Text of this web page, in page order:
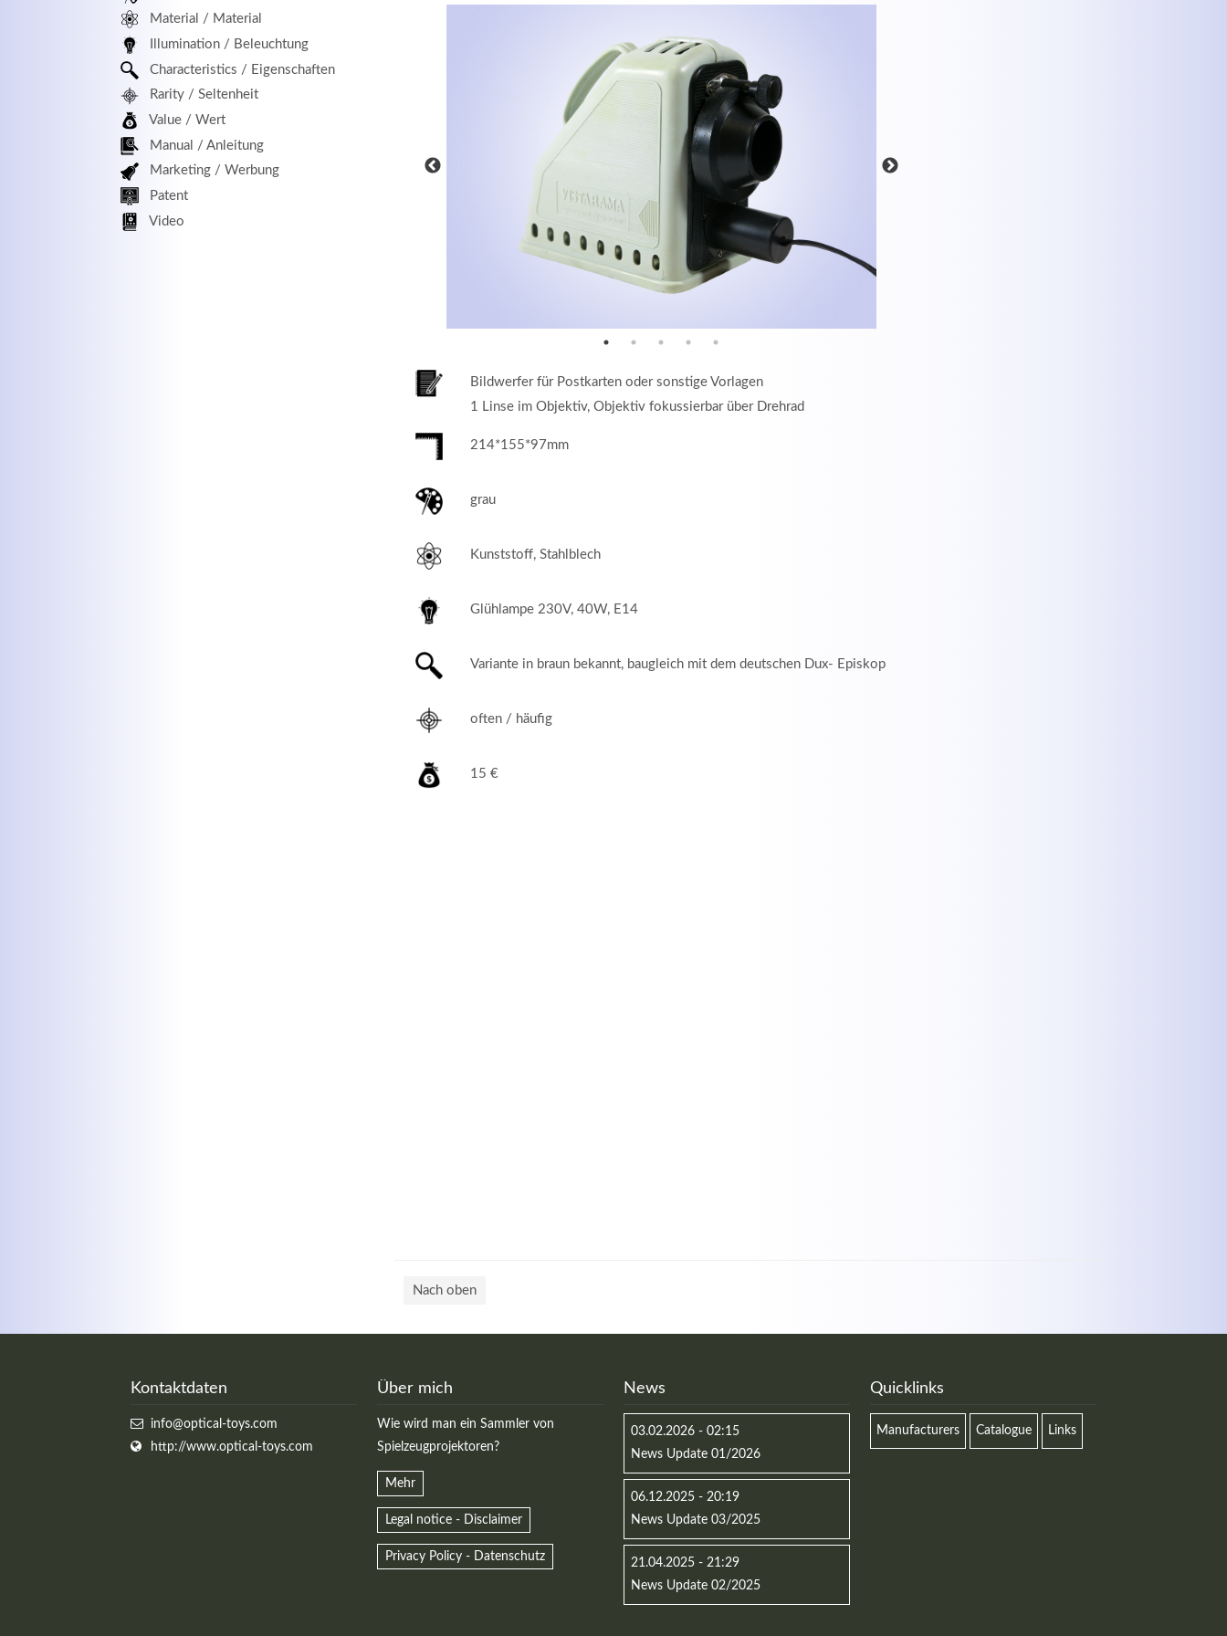
Bildwerfer für Postkarten oder sonstige Vorlagen
1 Linse im Objektiv, Objektiv fokussierbar über Drehrad
214*155*97mm
grau
Kunststoff, Stahlblech
Glühlampe 230V, 40W, E14
Variante in braun bekannt, baugleich mit dem deutschen Dux- Episkop
often / häufig
15 €
Nach oben
Material / Material
Illumination / Beleuchtung
Characteristics / Eigenschaften
Rarity / Seltenheit
Value / Wert
Manual / Anleitung
Marketing / Werbung
Patent
Video
Kontaktdaten
info@optical-toys.com
http://www.optical-toys.com
Über mich
Wie wird man ein Sammler von
Spielzeugprojektoren?
Mehr
Legal notice - Disclaimer
Privacy Policy - Datenschutz
News
03.02.2026 - 02:15
News Update 01/2026
06.12.2025 - 20:19
News Update 03/2025
21.04.2025 - 21:29
News Update 02/2025
Quicklinks
Manufacturers Catalogue Links
MEHR INFOS
Kontaktdaten Registrieren